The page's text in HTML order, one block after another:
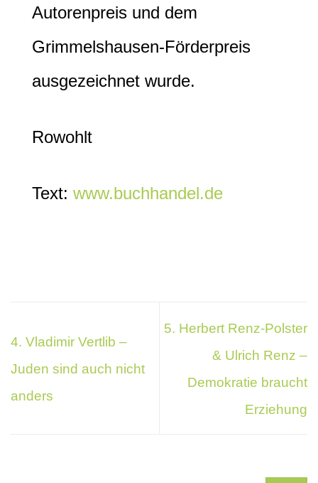
Autorenpreis und dem
Grimmelshausen-Förderpreis
ausgezeichnet wurde.
Rowohlt
Text: www.buchhandel.de
4. Vladimir Vertlib –
Juden sind auch nicht
anders
5. Herbert Renz-Polster
& Ulrich Renz –
Demokratie braucht
Erziehung